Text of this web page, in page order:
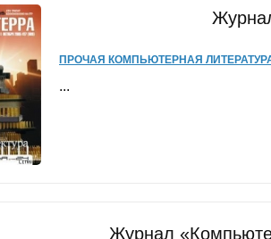
ПРОЧАЯ КОМПЬЮТЕРНАЯ
...
Журнал